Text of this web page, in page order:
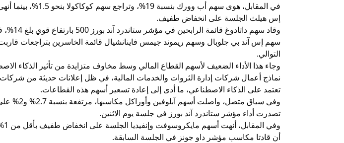
في المقابل، هوى سهم أب وورك بنسبة
إس هيلث الجلسة على انخفاض طفيف.
وقاد سهم داتادوغ
التوالي.
وجاء هذا الأداء الضعيف لأسهم القطاع المالي وسط مخاوف متزايدة من تأثير الذكاء
نماذج أعمال شركات إدارة الثروات والخدمات المالية، في ظل إعلانات حديثة من
تعتمد على الذكاء الاصطناعي، ما أدى إلى إعادة تسعير أسهم هذه القطاعات.
وفي سياق متصل، واصلت
تصدرت أداء مؤشر ستاندرد آند بورز في جلسة يوم الاثنين.
وفي
أن قادتا مكاسب مؤشر داو جونز في الجلسة السابقة.